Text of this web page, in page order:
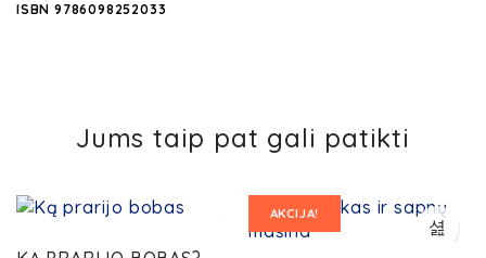
ISBN 9786098252033
Jums taip pat gali patikti
AKCIJA!